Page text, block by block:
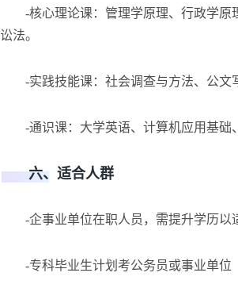
-核心理论课：管理学原理、行政学原
讼法。
-实践技能课：社会调查与方法、公文
-通识课：大学英语、计算机应用基础
六、适合人群
-企事业单位在职人员，需提升学历以
-专科毕业生计划考公务员或事业单位